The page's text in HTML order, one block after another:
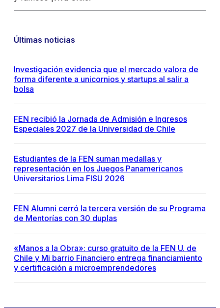
Últimas noticias
Investigación evidencia que el mercado valora de
forma diferente a unicornios y startups al salir a
bolsa
FEN recibió la Jornada de Admisión e Ingresos
Especiales 2027 de la Universidad de Chile
Estudiantes de la FEN suman medallas y
representación en los Juegos Panamericanos
Universitarios Lima FISU 2026
FEN Alumni cerró la tercera versión de su Programa
de Mentorías con 30 duplas
«Manos a la Obra»: curso gratuito de la FEN U. de
Chile y Mi barrio Financiero entrega financiamiento
y certificación a microemprendedores